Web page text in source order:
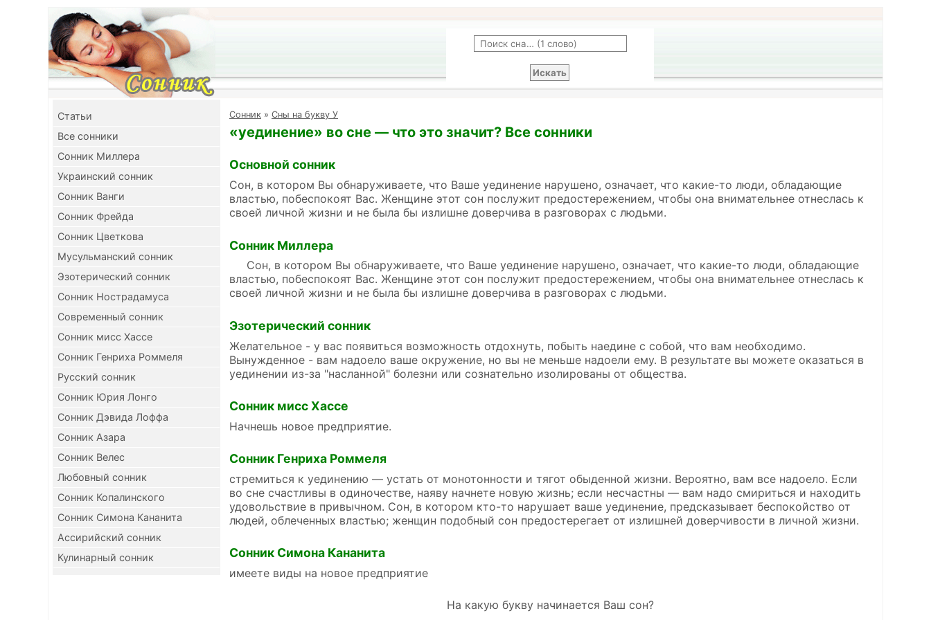
Cтатьи
Все сонники
Сонник Миллера
Украинский сонник
Сонник Ванги
Сонник Фрейда
Сонник Цветкова
Мусульманский сонник
Эзотерический сонник
Сонник Нострадамуса
Современный сонник
Сонник мисс Хассе
Сонник Генриха Роммеля
Русский сонник
Сонник Юрия Лонго
Сонник Дэвида Лоффа
Сонник Азара
Сонник Велес
Любовный сонник
Сонник Копалинского
Сонник Симона Кананита
Ассирийский сонник
Кулинарный сонник
Cонник » Сны на букву У
«уединение» во сне — что это значит? Все сонники
Основной сонник
Сон, в котором Вы обнаруживаете, что Ваше уединение нарушено, означает, что какие-то люди, обладающие
властью, побеспокоят Вас. Женщине этот сон послужит предостережением, чтобы она внимательнее отнеслась к
своей личной жизни и не была бы излишне доверчива в разговорах с людьми.
Сонник Миллера
Сон, в котором Вы обнаруживаете, что Ваше уединение нарушено, означает, что какие-то люди, обладающие
властью, побеспокоят Вас. Женщине этот сон послужит предостережением, чтобы она внимательнее отнеслась к
своей личной жизни и не была бы излишне доверчива в разговорах с людьми.
Эзотерический сонник
Желательное - у вас появиться возможность отдохнуть, побыть наедине с собой, что вам необходимо.
Вынужденное - вам надоело ваше окружение, но вы не меньше надоели ему. В результате вы можете оказаться в
уединении из-за "насланной" болезни или сознательно изолированы от общества.
Сонник мисс Хассе
Начнешь новое предприятие.
Сонник Генриха Роммеля
стремиться к уединению — устать от монотонности и тягот обыденной жизни. Вероятно, вам все надоело. Если
во сне счастливы в одиночестве, наяву начнете новую жизнь; если несчастны — вам надо смириться и находить
удовольствие в привычном. Сон, в котором кто-то нарушает ваше уединение, предсказывает беспокойство от
людей, облеченных властью; женщин подобный сон предостерегает от излишней доверчивости в личной жизни.
Сонник Симона Кананита
имеете виды на новое предприятие
На какую букву начинается Ваш сон?